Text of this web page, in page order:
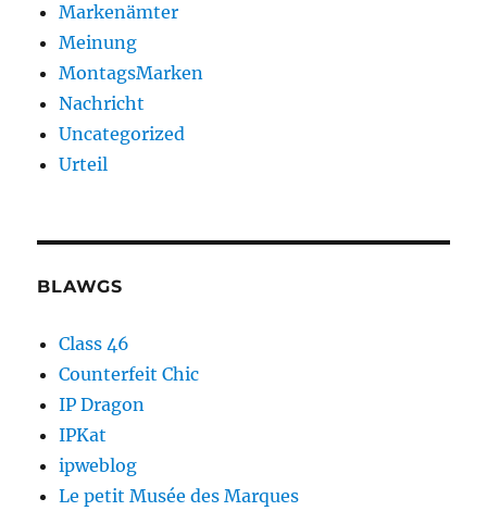
Markenämter
Meinung
MontagsMarken
Nachricht
Uncategorized
Urteil
BLAWGS
Class 46
Counterfeit Chic
IP Dragon
IPKat
ipweblog
Le petit Musée des Marques